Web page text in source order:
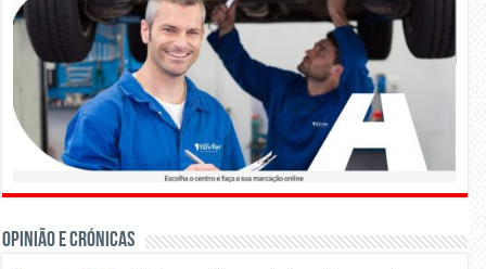
OPINIÃO E CRÓNICAS